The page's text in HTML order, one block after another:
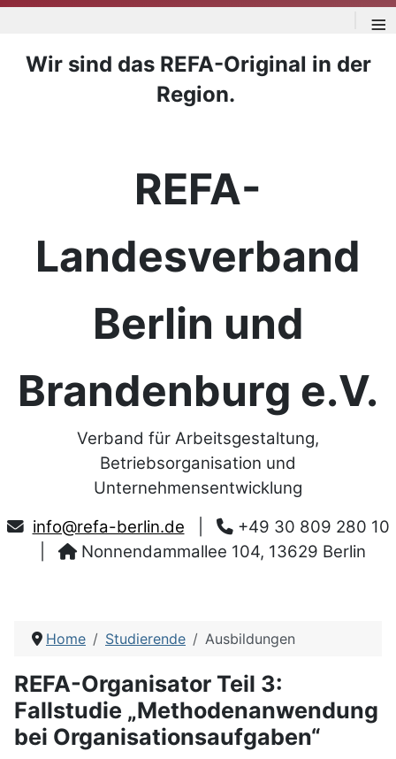
≡
Wir sind das REFA-Original in der
Region.
REFA-
Landesverband
Berlin und
Brandenburg e.V.
Verband für Arbeitsgestaltung,
Betriebsorganisation und
Unternehmensentwicklung
info@refa-berlin.de
+49 30 809 280 10
Nonnendammallee 104, 13629 Berlin
Home Studierende Ausbildungen
REFA-Organisator Teil 3:
Fallstudie „Methodenanwendung
bei Organisationsaufgaben“